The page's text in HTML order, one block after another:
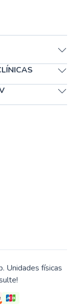
Unidades físicas